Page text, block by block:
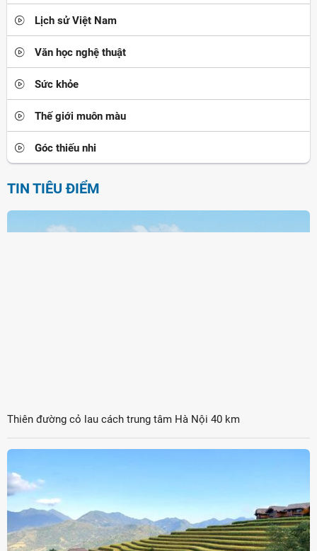
Lịch sử Việt Nam
Văn học nghệ thuật
Sức khỏe
Thế giới muôn màu
Góc thiếu nhi
TIN TIÊU ĐIỂM
Thiên đường cỏ lau cách trung tâm Hà Nội 40 km